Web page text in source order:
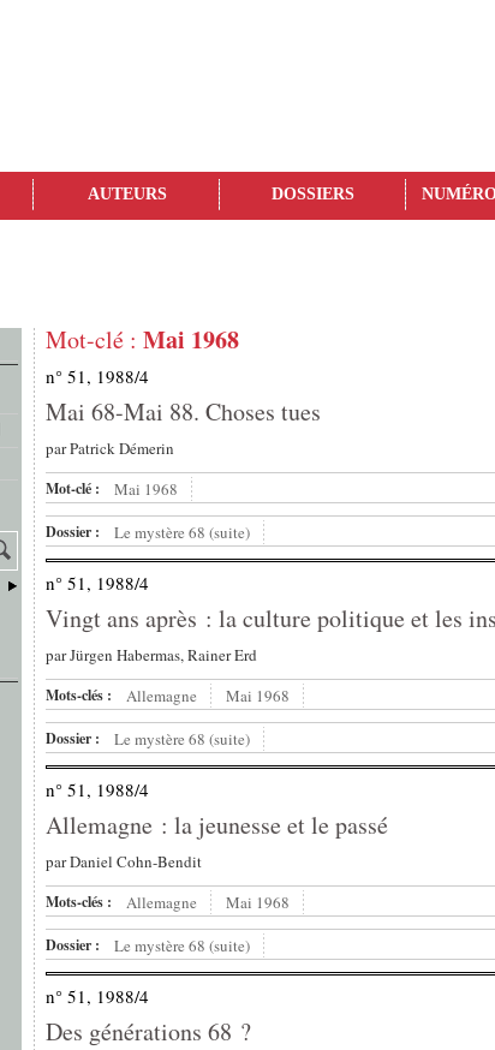
AUTEURS DOSSIERS
Mot-clé : Mai 1968
n° 51, 1988/4
Mai 68-Mai 88. Choses tues
parPatrick Démerin
Mot-clé : Mai 1968
Dossier : Le mystère 68 (suite)
n° 51, 1988/4
Vingt ans après : la culture politique et les
parJürgen Habermas, Rainer Erd
Mots-clés : Allemagne Mai 1968
Dossier : Le mystère 68 (suite)
n° 51, 1988/4
Allemagne : la jeunesse et le passé
parDaniel Cohn-Bendit
Mots-clés : Allemagne Mai 1968
Dossier : Le mystère 68 (suite)
n° 51, 1988/4
Des générations 68 ?